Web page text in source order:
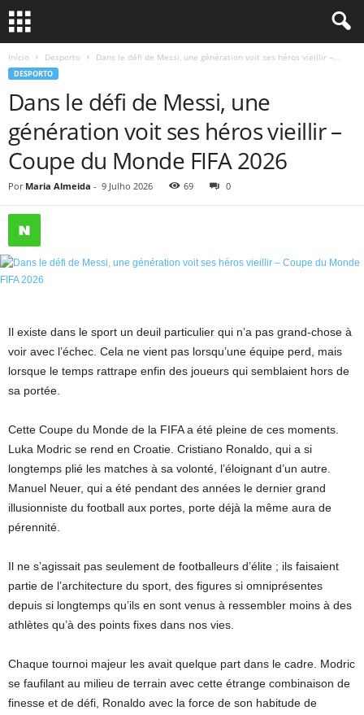
Início Desporto Dans le défi de Messi, une génération voit ses héros vieillir –...
DESPORTO
Dans le défi de Messi, une
génération voit ses héros vieillir –
Coupe du Monde FIFA 2026
Por Maria Almeida - 9 Julho 2026 69 0
Il existe dans le sport un deuil particulier qui n’a pas grand-chose à
voir avec l’échec. Cela ne vient pas lorsqu’une équipe perd, mais
lorsque le temps rattrape enfin des joueurs qui semblaient hors de
sa portée.
Cette Coupe du Monde de la FIFA a été pleine de ces moments.
Luka Modric se rend en Croatie. Cristiano Ronaldo, qui a si
longtemps plié les matches à sa volonté, l’éloignant d’un autre.
Manuel Neuer, qui a été pendant des années le dernier grand
illusionniste du football aux portes, porte déjà la même aura de
pérennité.
Il ne s’agissait pas seulement de footballeurs d’élite ; ils faisaient
partie de l’architecture du sport, des figures si omniprésentes
depuis si longtemps qu’ils en sont venus à ressembler moins à des
athlètes qu’à des points fixes dans nos vies.
Chaque tournoi majeur les avait quelque part dans le cadre. Modric
se faufilant au milieu de terrain avec cette étrange combinaison de
finesse et de défi, Ronaldo avec la force de son habitude de